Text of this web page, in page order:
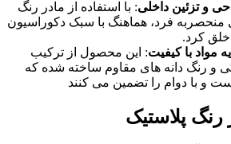
و تزئین داخلی: با استفاده از مادر رنگ
منحصربه‌ فرد، هماهنگ با سبک دکوراسیون
خلق کرد.
مواد با کیفیت: این محصول از ترکیب
و رنگ ‌دانه‌ های مقاوم ساخته شده که
و با دوام را تضمین می ‌کنند
رنگ پلاستیک